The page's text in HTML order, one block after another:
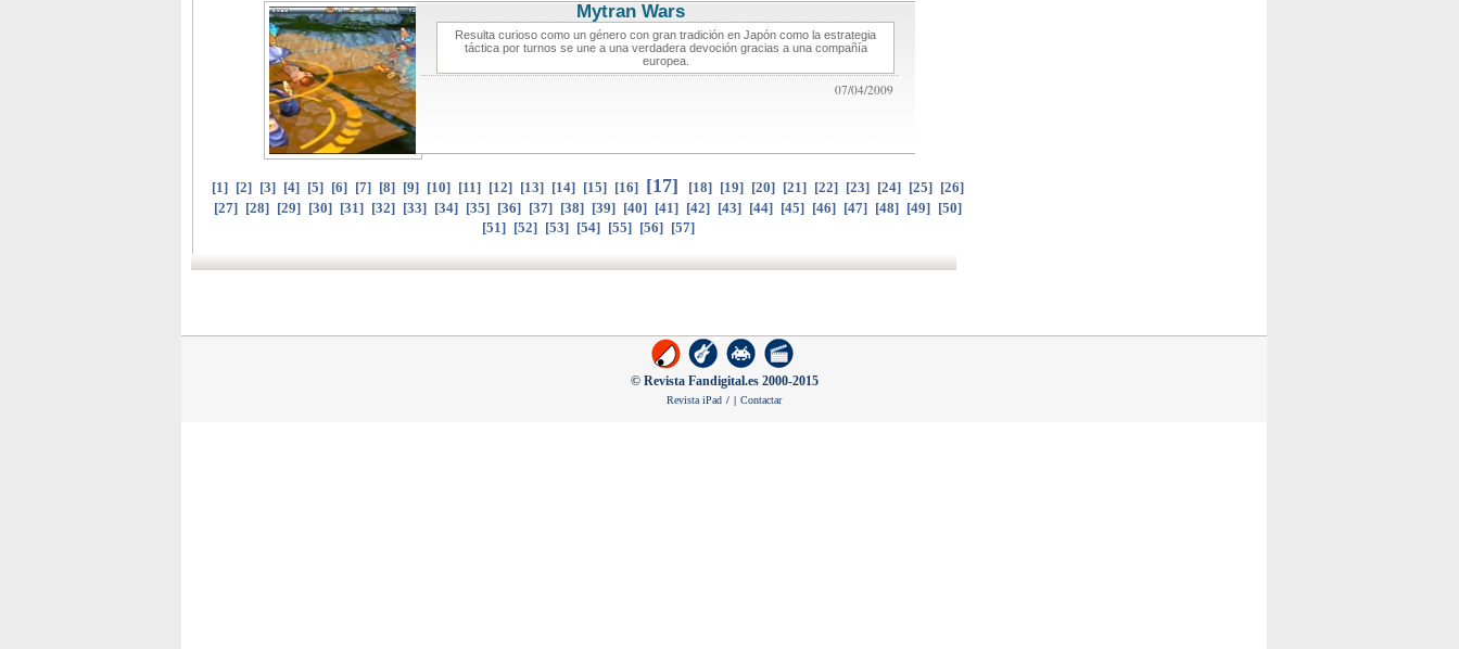
Mytran Wars
Resulta curioso como un género con gran tradición en Japón como la estrategia
táctica por turnos se une a una verdadera devoción gracias a una compañía
europea.
07/04/2009
[1] [2] [3] [4] [5] [6] [7] [8] [9] [10] [11] [12] [13] [14] [15] [16] [17] [18] [19] [20] [21] [22] [23] [24] [25] [26]
[27] [28] [29] [30] [31] [32] [33] [34] [35] [36] [37] [38] [39] [40] [41] [42] [43] [44] [45] [46] [47] [48] [49] [50]
[51] [52] [53] [54] [55] [56] [57]
© Revista Fandigital.es 2000-2015
Revista iPad / | Contactar